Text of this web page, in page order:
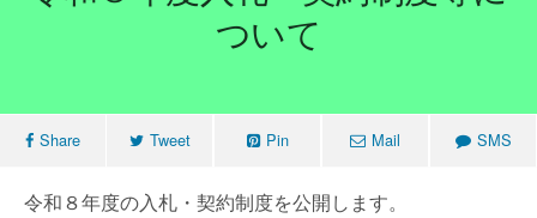
ついて
Share Tweet Pin Mail SMS
令和８年度の入札・契約制度を公開します。